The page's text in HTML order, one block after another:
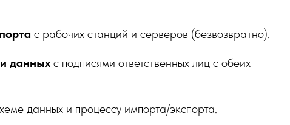
с рабочих станций и серверов (безвозвратно).
данных с подписями ответственных лиц с обеих
данных и процессу импорта/экспорта.